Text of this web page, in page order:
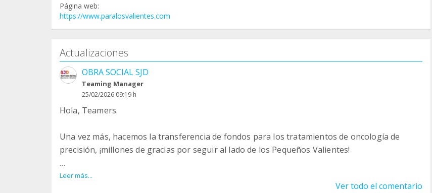
Página web:
https://www.paralosvalientes.com
Actualizaciones
OBRA SOCIAL SJD
Teaming Manager
25/02/2026 09:19 h
Hola, Teamers.
Una vez más, hacemos la transferencia de fondos para los tratamientos de oncología de
precisión, ¡millones de gracias por seguir al lado de los Pequeños Valientes!
Los más de 11.000€ permitirá que otros 3 pequeñ@s reciban este tratamiento especializado
para identificar las posibles alternativas terapéuticas, ya que en sus casos los tratamiento
Leer más...
Ver todo el comentario